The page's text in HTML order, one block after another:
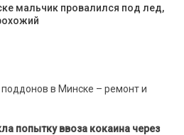
мальчик провалился под лед,
в Минске – ремонт и
попытку ввоза кокаина через